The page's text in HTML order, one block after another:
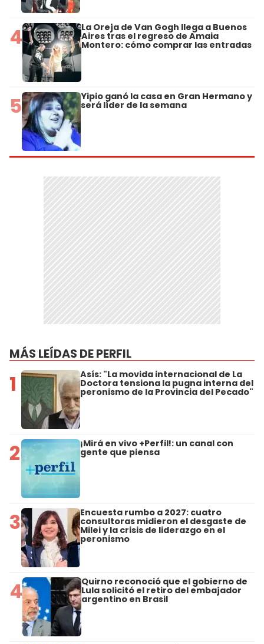
4 La Oreja de Van Gogh llega a Buenos
Aires tras el regreso de Amaia
Montero: cómo comprar las entradas
5 Yipio ganó la casa en Gran Hermano y
será líder de la semana
MÁS LEÍDAS DE PERFIL
1 Asís: "La movida internacional de La
Doctora tensiona la pugna interna del
peronismo de la Provincia del Pecado"
2 ¡Mirá en vivo +Perfil!: un canal con
gente que piensa
3 Encuesta rumbo a 2027: cuatro
consultoras midieron el desgaste de
Milei y la crisis de liderazgo en el
peronismo
4 Quirno reconoció que el gobierno de
Lula solicitó el retiro del embajador
argentino en Brasil